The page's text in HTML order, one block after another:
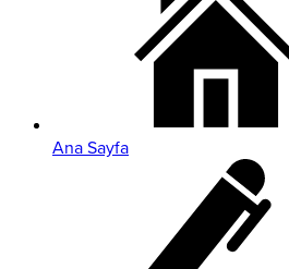
Ana Sayfa